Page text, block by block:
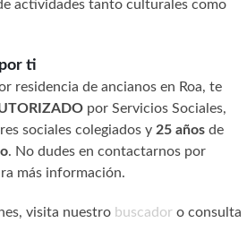
actividades tanto culturales como
ti
residencia de ancianos en Roa, te
por Servicios Sociales,
sociales colegiados y 25 años de
. No dudes en contactarnos por
más información.
visita nuestro buscador o consulta